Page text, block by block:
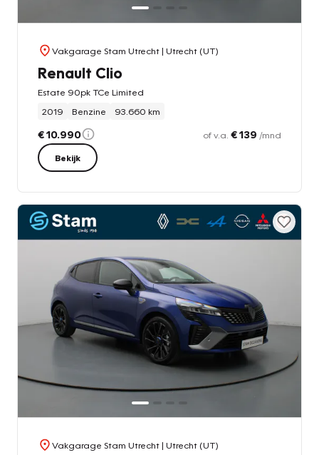
Vakgarage Stam Utrecht| Utrecht (UT)
Renault Clio
Estate 90pk TCe Limited
2019
Benzine 93.660 km
€ 10.990 of v.a. € 139 /mnd
Bekijk
Vakgarage Stam Utrecht| Utrecht (UT)